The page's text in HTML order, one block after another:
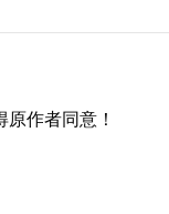
作者同意！